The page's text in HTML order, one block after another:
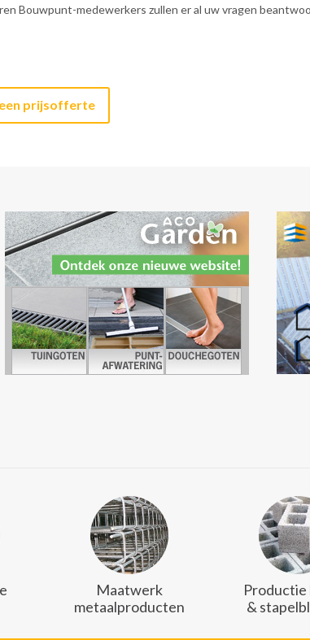
Bouwpunt-medewerkers zullen er al uw vragen
prijsofferte
Maatwerk
metaalproducten
&